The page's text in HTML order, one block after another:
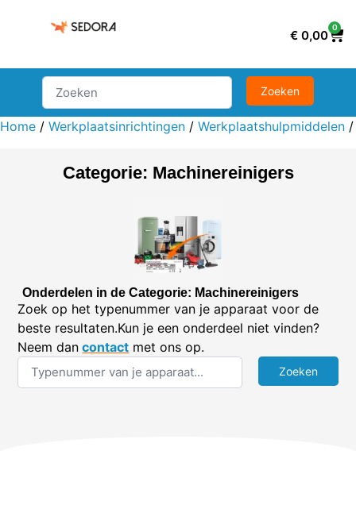
€ 0,00
0
Home / Werkplaatsinrichtingen / Werkplaatshulpmiddelen
Categorie: Machinereinigers
Onderdelen in de Categorie: Machinereinigers
Zoek op het typenummer van je apparaat voor de
beste resultaten.Kun je een onderdeel niet vinden?
Neem dan contact met ons op.